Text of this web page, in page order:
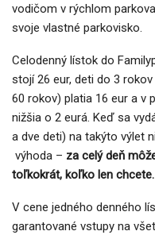
vodičom v rýchlom
svoje vlastné parkovisko.
Celodenný lístok do
stojí 26 eur, deti do 3
60 rokov) platia 16 eur a v
nižšia o 2 eurá. Keď sa
a dve deti) na takýto výlet
výhoda – za celý deň
toľkokrát, koľko len chcete.
V cene jedného denného
garantované vstupy na